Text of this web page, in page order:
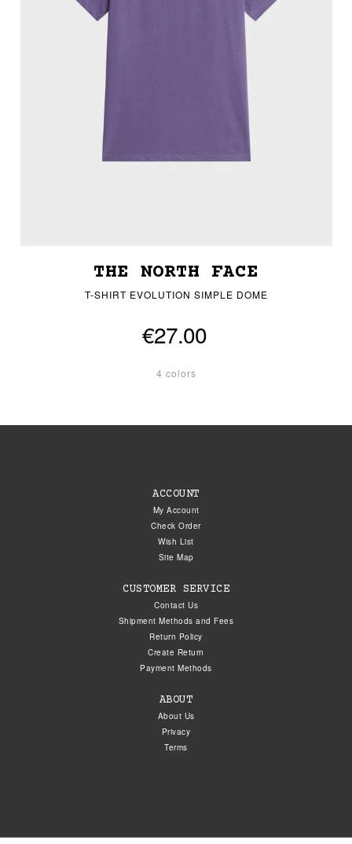
THE NORTH FACE
T-SHIRT EVOLUTION SIMPLE DOME
€27.00
4 colors
ACCOUNT
My Account
Check Order
Wish List
Site Map
CUSTOMER SERVICE
Contact Us
Shipment Methods and Fees
Return Policy
Create Return
Payment Methods
ABOUT
About Us
Privacy
Terms